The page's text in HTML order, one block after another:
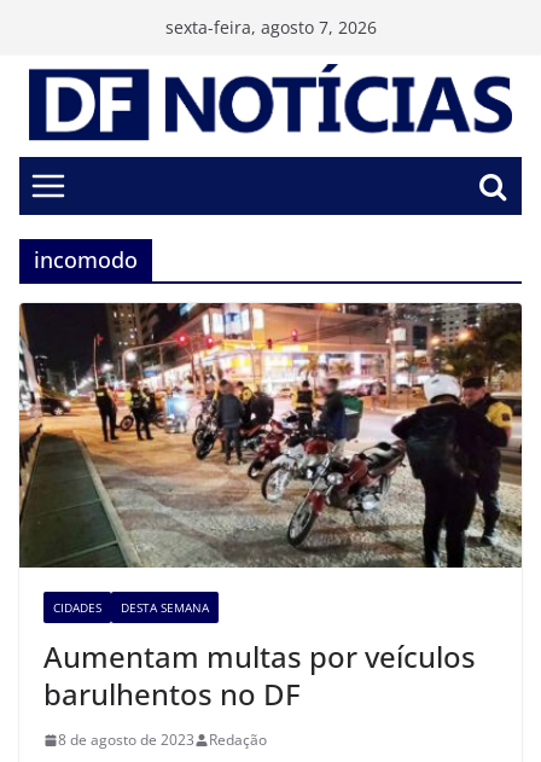
conteúdo
sexta-feira, agosto 7, 2026
incomodo
CIDADES DESTA SEMANA
Aumentam multas por veículos
barulhentos no DF
8 de agosto de 2023 Redação